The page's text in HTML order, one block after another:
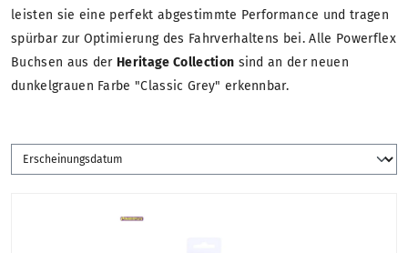
leisten sie eine perfekt abgestimmte Performance und tragen
spürbar zur Optimierung des Fahrverhaltens bei. Alle Powerflex
Buchsen aus der Heritage Collection sind an der neuen
dunkelgrauen Farbe "Classic Grey" erkennbar.